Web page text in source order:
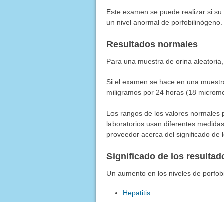
Este examen se puede realizar si
un nivel anormal de porfobilinógeno.
Resultados normales
Para una muestra de orina
Si el examen se hace en una
miligramos por 24 horas (18
Los rangos de los valores
laboratorios usan diferentes
proveedor acerca del significado de
Significado de los
Un aumento en los niveles de
Hepatitis